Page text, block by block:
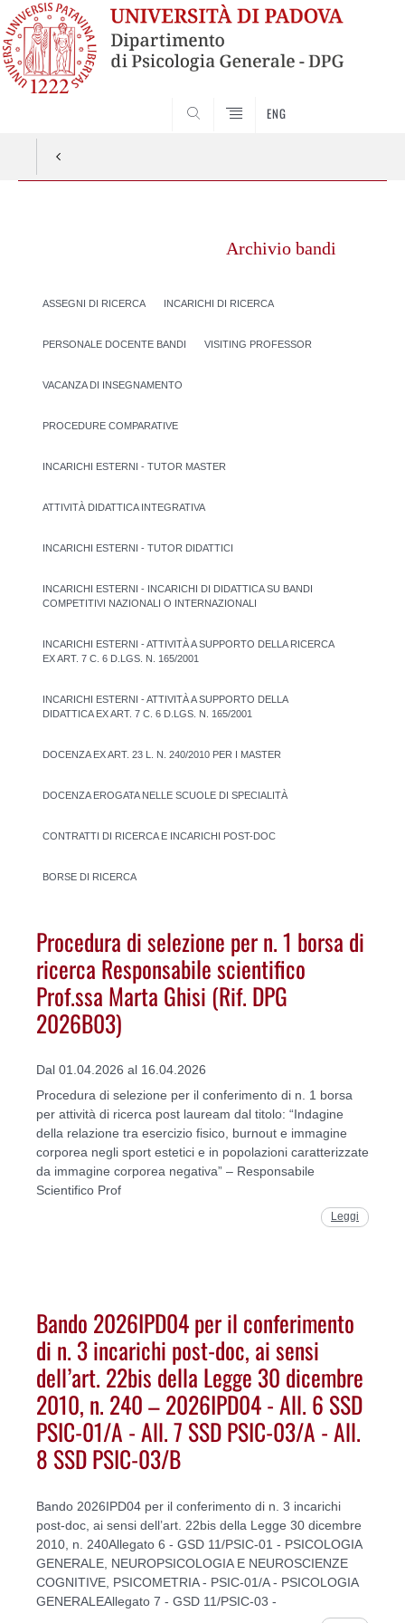
ENG
Archivio bandi
ASSEGNI DI RICERCA INCARICHI DI RICERCA
PERSONALE DOCENTE BANDI VISITING PROFESSOR
VACANZA DI INSEGNAMENTO
PROCEDURE COMPARATIVE
INCARICHI ESTERNI - TUTOR MASTER
ATTIVITÀ DIDATTICA INTEGRATIVA
INCARICHI ESTERNI - TUTOR DIDATTICI
INCARICHI ESTERNI - INCARICHI DI DIDATTICA SU BANDI
COMPETITIVI NAZIONALI O INTERNAZIONALI
INCARICHI ESTERNI - ATTIVITÀ A SUPPORTO DELLA RICERCA
EX ART. 7 C. 6 D.LGS. N. 165/2001
INCARICHI ESTERNI - ATTIVITÀ A SUPPORTO DELLA
DIDATTICA EX ART. 7 C. 6 D.LGS. N. 165/2001
DOCENZA EX ART. 23 L. N. 240/2010 PER I MASTER
DOCENZA EROGATA NELLE SCUOLE DI SPECIALITÀ
CONTRATTI DI RICERCA E INCARICHI POST-DOC
BORSE DI RICERCA
Procedura di selezione per n. 1 borsa di
ricerca Responsabile scientifico
Prof.ssa Marta Ghisi (Rif. DPG
2026B03)
Dal 01.04.2026 al 16.04.2026
Procedura di selezione per il conferimento di n. 1 borsa
per attività di ricerca post lauream dal titolo: “Indagine
della relazione tra esercizio fisico, burnout e immagine
corporea negli sport estetici e in popolazioni caratterizzate
da immagine corporea negativa” – Responsabile
Scientifico Prof
Leggi
Bando 2026IPD04 per il conferimento
di n. 3 incarichi post-doc, ai sensi
dell’art. 22bis della Legge 30 dicembre
2010, n. 240 – 2026IPD04 - All. 6 SSD
PSIC-01/A - All. 7 SSD PSIC-03/A - All.
8 SSD PSIC-03/B
Bando 2026IPD04 per il conferimento di n. 3 incarichi
post-doc, ai sensi dell’art. 22bis della Legge 30 dicembre
2010, n. 240Allegato 6 - GSD 11/PSIC-01 - PSICOLOGIA
GENERALE, NEUROPSICOLOGIA E NEUROSCIENZE
COGNITIVE, PSICOMETRIA - PSIC-01/A - PSICOLOGIA
GENERALEAllegato 7 - GSD 11/PSIC-03 -